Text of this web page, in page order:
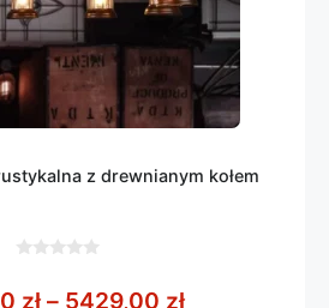
z drewnianym kołem
5zł – 5429,00 złZakres cen: